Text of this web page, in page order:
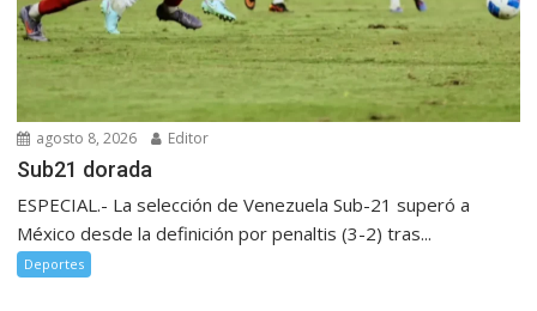
agosto 8, 2026 Editor
Sub21 dorada
ESPECIAL.- La selección de Venezuela Sub-21 superó a
México desde la definición por penaltis (3-2) tras...
Deportes